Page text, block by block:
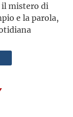
mistero di
e la parola,